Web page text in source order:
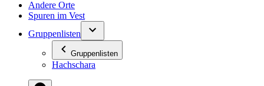
Andere Orte
Spuren im Vest
Gruppenlisten
Gruppenlisten
Hachschara